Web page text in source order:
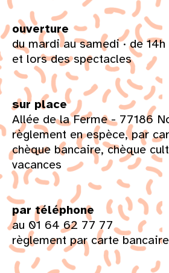
ouverture
du mardi au samedi · de 14h
et lors des spectacles
sur place
Allée de la Ferme - 77186
règlement en espèce, par
chèque bancaire, chèque
vacances
par téléphone
au 01 64 62 77 77
règlement par carte